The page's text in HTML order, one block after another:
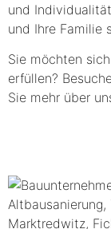
und
und Ihre Familie
Sie möchten
erfüllen?
Sie mehr über